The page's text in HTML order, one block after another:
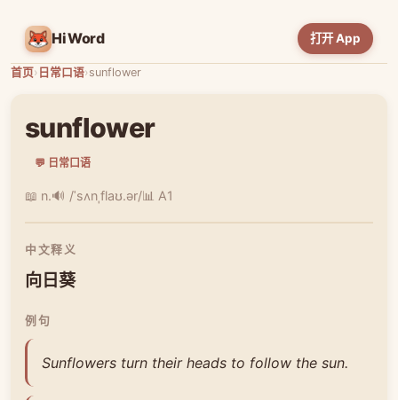
HiWord 打开 App
首页› 日常口语›sunflower
sunflower
💬 日常口语
📖 n.🔊 /ˈsʌnˌflaʊ.ər/📊 A1
中文释义
向日葵
例句
Sunflowers turn their heads to follow the sun.